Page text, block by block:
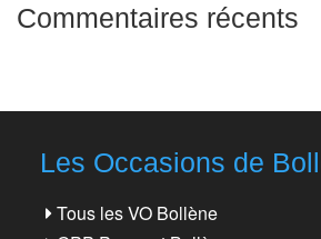
Commentaires récents
Les Occasions de
Tous les VO Bollène